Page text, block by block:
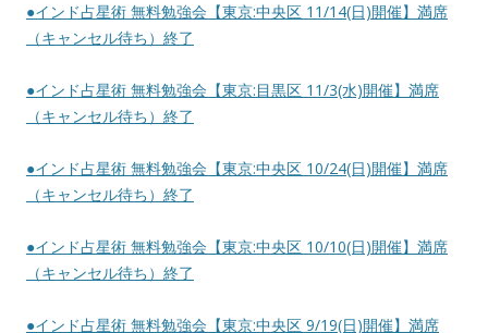
●インド占星術 無料勉強会【東京:中央区 11/14(日)開催】満席
（キャンセル待ち）終了
●インド占星術 無料勉強会【東京:目黒区 11/3(水)開催】満席
（キャンセル待ち）終了
●インド占星術 無料勉強会【東京:中央区 10/24(日)開催】満席
（キャンセル待ち）終了
●インド占星術 無料勉強会【東京:中央区 10/10(日)開催】満席
（キャンセル待ち）終了
●インド占星術 無料勉強会【東京:中央区 9/19(日)開催】満席